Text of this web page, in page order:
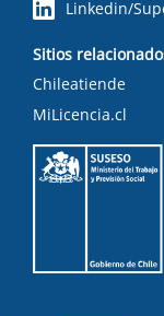
Linkedin/
Sitios
Chileatiende
MiLicencia.cl